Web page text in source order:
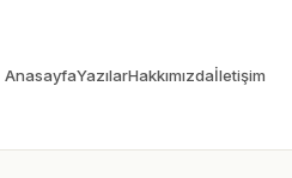
AnasayfaYazılarHakkımızdaİletişim